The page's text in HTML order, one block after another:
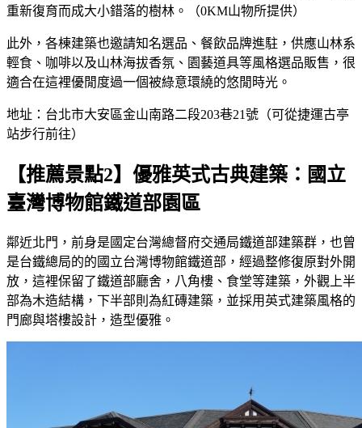
重新復育而成大小錯落的樹林。（0KM山物所提供）
此外，各棟建築也邀請知名選品、餐飲品牌進駐，供應山林系
輕食、咖啡以及山林海拔香氛、園藝道具等風格選品販售，很
適合在這裡優閒度過一個被綠意環繞的悠閒時光。
地址：台北市大安區金山南路二段203巷21號（可從捷運古亭
站步行前往）
【推薦景點2】優雅英式古典建築：國立
臺灣博物館鐵道部園區
鄰近北門，前身是國定台灣總督府交通局鐵道部建築群，也曾
是台鐵總局的的國立台灣博物館鐵道部，經過整修復原對外開
放，這裡保留了鐵道部廳舍，八角樓、食堂等建築，外觀上半
部為木造結構，下半部則為紅磚建築，並採用英式建築風格的
門廊與塔樓設計，造型優雅。